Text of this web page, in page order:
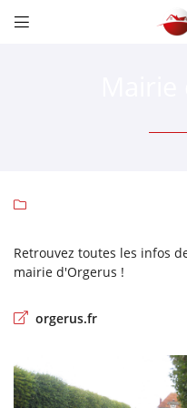

 Adresse email de
Recopier le code ci-contre
Rafraîchir le captcha

Retrouvez toutes les infos
mairie d'Orgerus !
orgerus.fr